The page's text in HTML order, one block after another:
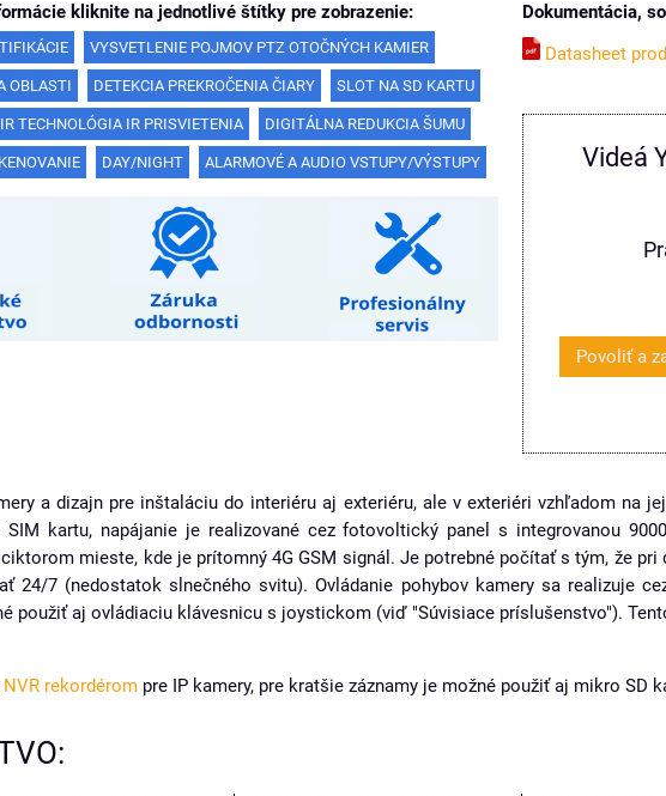
kliknite na jednotlivé štítky pre zobrazenie:
VYSVETLENIE POJMOV PTZ OTOČNÝCH KAMIER
OBLASTI DETEKCIA PREKROČENIA ČIARY SLOT NA SD KARTU
TECHNOLÓGIA IR PRISVIETENIA DIGITÁLNA REDUKCIA ŠUMU
DAY/NIGHT ALARMOVÉ A AUDIO VSTUPY/VÝSTUPY
Dokumentácia,
Datasheet
Videá
Povoliť a
a dizajn pre inštaláciu do interiéru aj exteriéru, ale v exteriéri vzhľadom na
kartu, napájanie je realizované cez fotovoltický panel s integrovanou
mieste, kde je prítomný 4G GSM signál. Je potrebné počítať s tým, že
24/7 (nedostatok slnečného svitu). Ovládanie pohybov kamery sa realizuje
použiť aj ovládiaciu klávesnicu s joystickom (viď "Súvisiace príslušenstvo").
NVR rekordérom pre IP kamery, pre kratšie záznamy je možné použiť aj mikro SD